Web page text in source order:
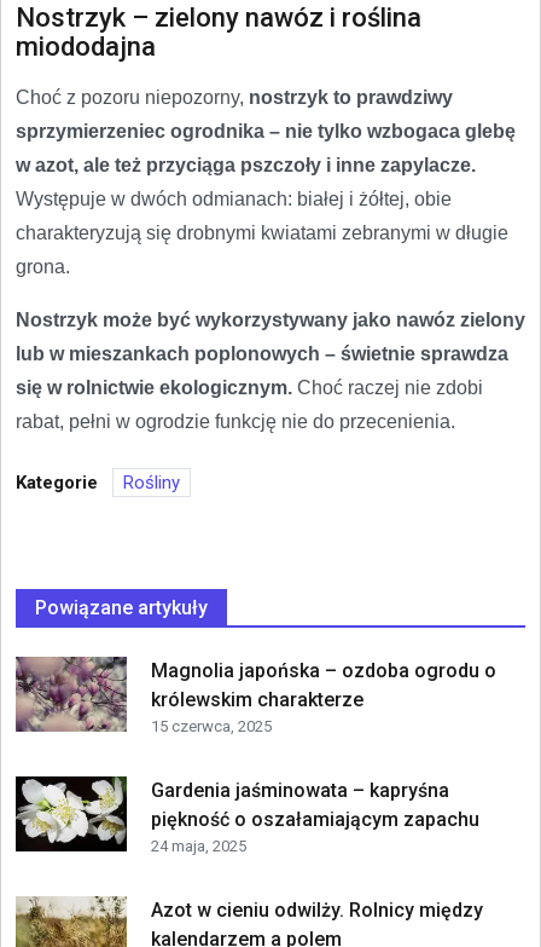
Nostrzyk – zielony nawóz i roślina
miododajna
Choć z pozoru niepozorny, nostrzyk to prawdziwy
sprzymierzeniec ogrodnika – nie tylko wzbogaca glebę
w azot, ale też przyciąga pszczoły i inne zapylacze.
Występuje w dwóch odmianach: białej i żółtej, obie
charakteryzują się drobnymi kwiatami zebranymi w długie
grona.
Nostrzyk może być wykorzystywany jako nawóz zielony
lub w mieszankach poplonowych – świetnie sprawdza
się w rolnictwie ekologicznym. Choć raczej nie zdobi
rabat, pełni w ogrodzie funkcję nie do przecenienia.
Kategorie Rośliny
Powiązane artykuły
Magnolia japońska – ozdoba ogrodu o
królewskim charakterze
15 czerwca, 2025
Gardenia jaśminowata – kapryśna
piękność o oszałamiającym zapachu
24 maja, 2025
Azot w cieniu odwilży. Rolnicy między
kalendarzem a polem